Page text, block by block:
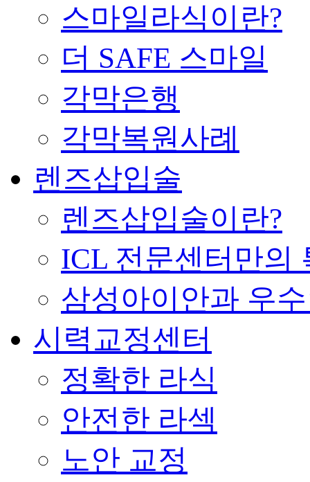
스마일라식이란?
더 SAFE 스마일
각막은행
각막복원사례
렌즈삽입술
렌즈삽입술이란?
ICL 전문센터만의
삼성아이안과 우
시력교정센터
정확한 라식
안전한 라섹
노안 교정